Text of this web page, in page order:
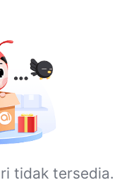
tidak tersedia.